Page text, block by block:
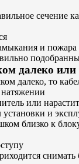
сечение
и пожара
далеко
далеко, то
или
и
близко к
снимать